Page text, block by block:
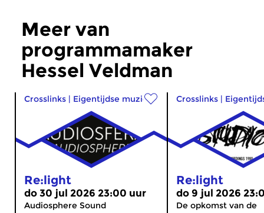
Meer van
programmamaker
Hessel Veldman
Crosslinks | Eigentijdse muziek
Re:light
do 30 jul 2026 23:00 uur
Audiosphere Sound
Crosslinks |
Re:light
do 9 jul 2026
De opkomst van de